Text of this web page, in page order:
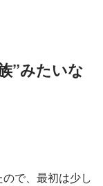
”みたいな
で、最初は少し